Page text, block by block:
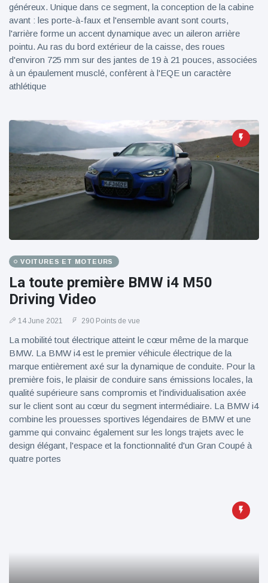
généreux. Unique dans ce segment, la conception de la cabine
avant : les porte-à-faux et l'ensemble avant sont courts,
l'arrière forme un accent dynamique avec un aileron arrière
pointu. Au ras du bord extérieur de la caisse, des roues
d'environ 725 mm sur des jantes de 19 à 21 pouces, associées
à un épaulement musclé, confèrent à l'EQE un caractère
athlétique
VOITURES ET MOTEURS
La toute première BMW i4 M50
Driving Video
14 June 2021 290 Points de vue
La mobilité tout électrique atteint le cœur même de la marque
BMW. La BMW i4 est le premier véhicule électrique de la
marque entièrement axé sur la dynamique de conduite. Pour la
première fois, le plaisir de conduire sans émissions locales, la
qualité supérieure sans compromis et l'individualisation axée
sur le client sont au cœur du segment intermédiaire. La BMW i4
combine les prouesses sportives légendaires de BMW et une
gamme qui convainc également sur les longs trajets avec le
design élégant, l'espace et la fonctionnalité d'un Gran Coupé à
quatre portes